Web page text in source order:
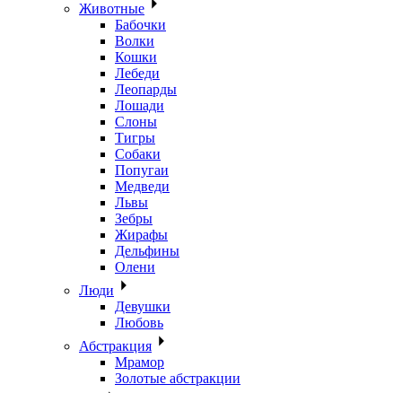
Животные
Бабочки
Волки
Кошки
Лебеди
Леопарды
Лошади
Слоны
Тигры
Собаки
Попугаи
Медведи
Львы
Зебры
Жирафы
Дельфины
Олени
Люди
Девушки
Любовь
Абстракция
Мрамор
Золотые абстракции